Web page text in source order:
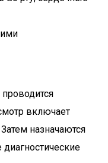
включает
назначаются